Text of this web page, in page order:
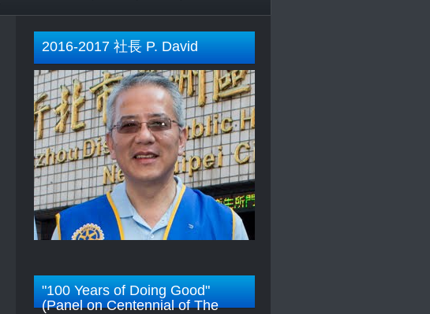
2016-2017 社長 P. David
"100 Years of Doing Good"
(Panel on Centennial of The